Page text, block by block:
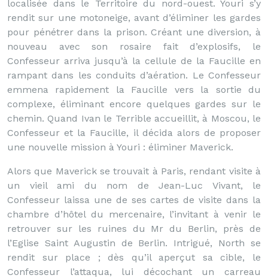
localisée dans le Territoire du nord-ouest. Youri s’y
rendit sur une motoneige, avant d’éliminer les gardes
pour pénétrer dans la prison. Créant une diversion, à
nouveau avec son rosaire fait d’explosifs, le
Confesseur arriva jusqu’à la cellule de la Faucille en
rampant dans les conduits d’aération. Le Confesseur
emmena rapidement la Faucille vers la sortie du
complexe, éliminant encore quelques gardes sur le
chemin. Quand Ivan le Terrible accueillit, à Moscou, le
Confesseur et la Faucille, il décida alors de proposer
une nouvelle mission à Youri : éliminer Maverick.
Alors que Maverick se trouvait à Paris, rendant visite à
un vieil ami du nom de Jean-Luc Vivant, le
Confesseur laissa une de ses cartes de visite dans la
chambre d’hôtel du mercenaire, l’invitant à venir le
retrouver sur les ruines du Mr du Berlin, près de
l’Eglise Saint Augustin de Berlin. Intrigué, North se
rendit sur place ; dès qu’il aperçut sa cible, le
Confesseur l’attaqua, lui décochant un carreau